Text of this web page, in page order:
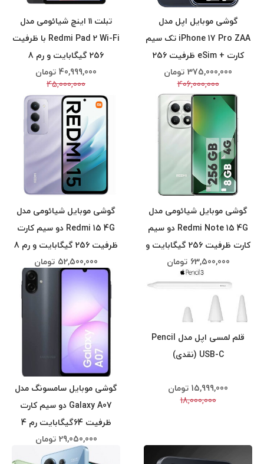
گوشی موبایل اپل مدل
iPhone 17 Pro ZAA تک سیم
کارت + eSim ظرفیت 256
گیگابایت و رم 12 گیگابایت -
نات اکتیو(رجیستری مسافری)
375,000,000 تومان
406,000,000
تبلت ۱۱ اینچ شیائومی مدل
Redmi Pad 2 Wi-Fi با ظرفیت
256 گیگابایت و رم 8
گیگابایت، رزولوشن دوربین
اصلی ۸ مگاپیکسل، پشتیبانی
از قلم
40,999,000 تومان
45,000,000
گوشی موبایل شیائومی مدل
Redmi Note 15 4G دو سیم
کارت ظرفیت 256 گیگابایت و
رم 8 گیگابایت
63,500,000 تومان
گوشی موبایل شیائومی مدل
Redmi 15 4G دو سیم کارت
ظرفیت 256 گیگابایت و رم 8
گیگابایت
52,500,000 تومان
قلم لمسی اپل مدل Pencil
USB-C (نقدی)
15,999,000 تومان
18,000,000
گوشی موبایل سامسونگ مدل
Galaxy A07 دو سیم کارت
ظرفیت 64گیگابایت رم 4
(نقدی)
29,050,000 تومان